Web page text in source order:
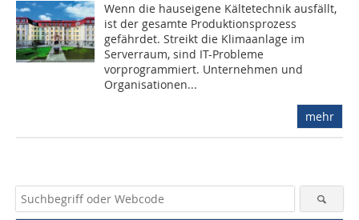
Wenn die hauseigene Kältetechnik ausfällt,
ist der gesamte Produktionsprozess
gefährdet. Streikt die Klimaanlage im
Serverraum, sind IT-Probleme
vorprogrammiert. Unternehmen und
Organisationen...
mehr